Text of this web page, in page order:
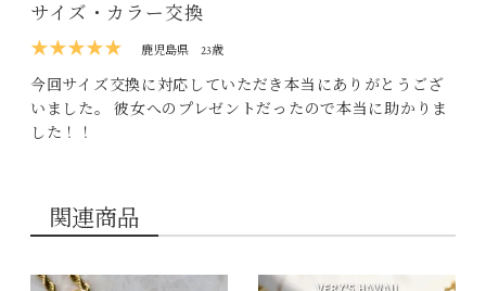
サイズ・カラー交換
★★★★★
鹿児島県 23歳
今回サイズ交換に対応していただき本当にありがとうござ
いました。 彼女へのプレゼントだったので本当に助かりま
した！！
関連商品